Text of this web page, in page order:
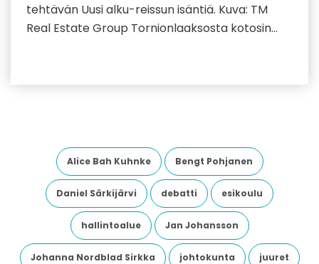
tehtävän Uusi alku-reissun isäntiä. Kuva: TM
Real Estate Group Tornionlaaksosta kotosin…
Alice Bah Kuhnke Bengt Pohjanen
Daniel Särkijärvi debatti esikoulu
hallintoalue Jan Johansson
Johanna Nordblad Sirkka johtokunta juuret